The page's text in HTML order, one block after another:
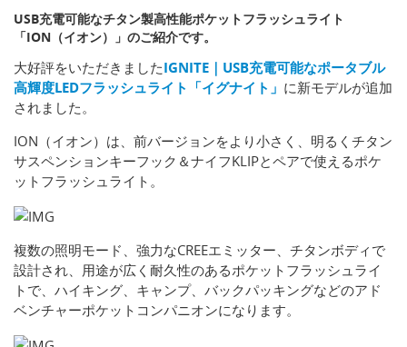
USB充電可能なチタン製高性能ポケットフラッシュライト
「ION（イオン）」のご紹介です。
大好評をいただきましたIGNITE｜USB充電可能なポータブル
高輝度LEDフラッシュライト「イグナイト」 に新モデルが追加
されました。
ION（イオン）は、前バージョンをより小さく、明るくチタン
サスペンションキーフック＆ナイフKLIPとペアで使えるポケ
ットフラッシュライト。
複数の照明モード、強力なCREEエミッター、チタンボディで
設計され、用途が広く耐久性のあるポケットフラッシュライ
トで、ハイキング、キャンプ、バックパッキングなどのアド
ベンチャーポケットコンパニオンになります。